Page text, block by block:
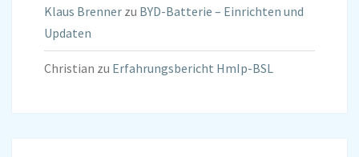
Klaus Brenner zu BYD-Batterie – Einrichten und
Updaten
Christian zu Erfahrungsbericht HmIp-BSL